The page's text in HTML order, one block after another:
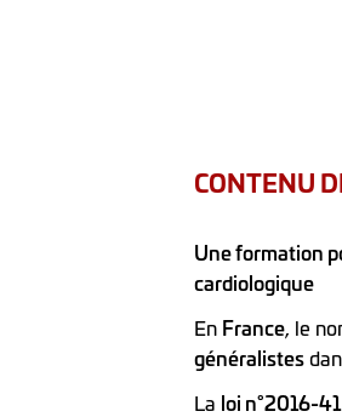
CONTENU
Une formation
cardiologique
En France, le
généralistes
La loi n°2016-